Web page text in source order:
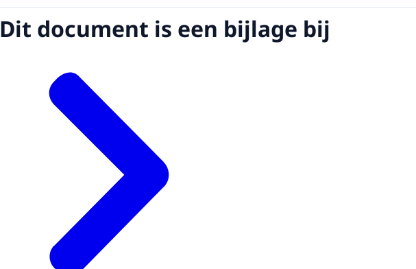
Dit document is een bijlage bij